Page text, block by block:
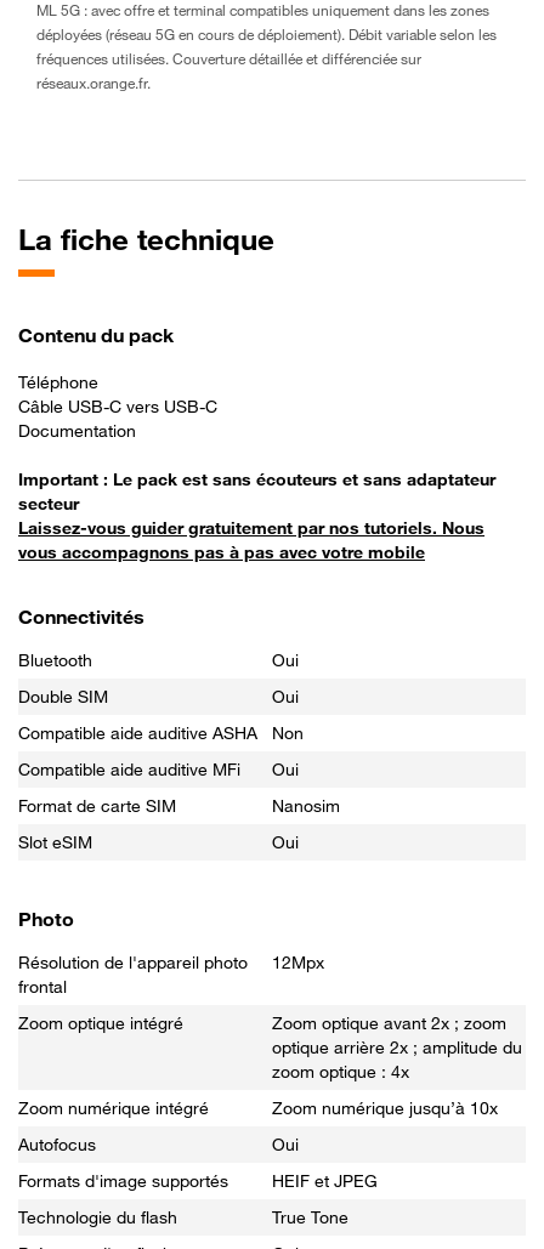
ML 5G : avec offre et terminal compatibles uniquement dans les zones
déployées (réseau 5G en cours de déploiement). Débit variable selon les
fréquences utilisées. Couverture détaillée et différenciée sur
réseaux.orange.fr.
La fiche technique
Contenu du pack
Téléphone
Câble USB-C vers USB-C
Documentation
Important : Le pack est sans écouteurs et sans adaptateur
secteur
Laissez-vous guider gratuitement par nos tutoriels. Nous
vous accompagnons pas à pas avec votre mobile
Connectivités
Bluetooth
Oui
Double SIM
Oui
Compatible aide auditive ASHA
Non
Compatible aide auditive MFi
Oui
Format de carte SIM
Nanosim
Slot eSIM
Oui
Photo
Résolution de l'appareil photo
frontal
12Mpx
Zoom optique intégré
Zoom optique avant 2x ; zoom
optique arrière 2x ; amplitude du
zoom optique : 4x
Zoom numérique intégré
Zoom numérique jusqu’à 10x
Autofocus
Oui
Formats d'image supportés
HEIF et JPEG
Technologie du flash
True Tone